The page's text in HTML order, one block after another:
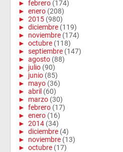
► febrero (174)
► enero (208)
► 2015 (980)
► diciembre (119)
► noviembre (174)
► octubre (118)
► septiembre (147)
► agosto (88)
► julio (90)
► junio (85)
► mayo (36)
► abril (60)
► marzo (30)
► febrero (17)
► enero (16)
► 2014 (34)
► diciembre (4)
► noviembre (13)
► octubre (17)